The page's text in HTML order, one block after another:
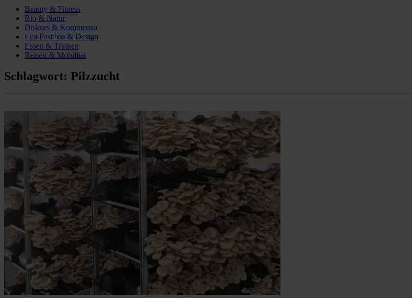
Beauty & Fitness
Bio & Natur
Diskurs & Kommentar
Eco Fashion & Design
Essen & Trinken
Reisen & Mobilität
Schlagwort: Pilzzucht